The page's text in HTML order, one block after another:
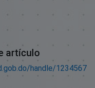
artículo
handle/1234567